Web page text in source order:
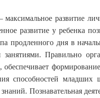
развитие
развитие у ребенка
продленного дня в
Правильно
способностей младших
Познавательная